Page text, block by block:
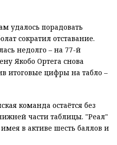
удалось порадовать
сократил отставание.
недолго – на 77-й
Якобо Ортега снова
итоговые цифры на табло –
команда остаётся без
части таблицы. "Реал"
в активе шесть баллов и